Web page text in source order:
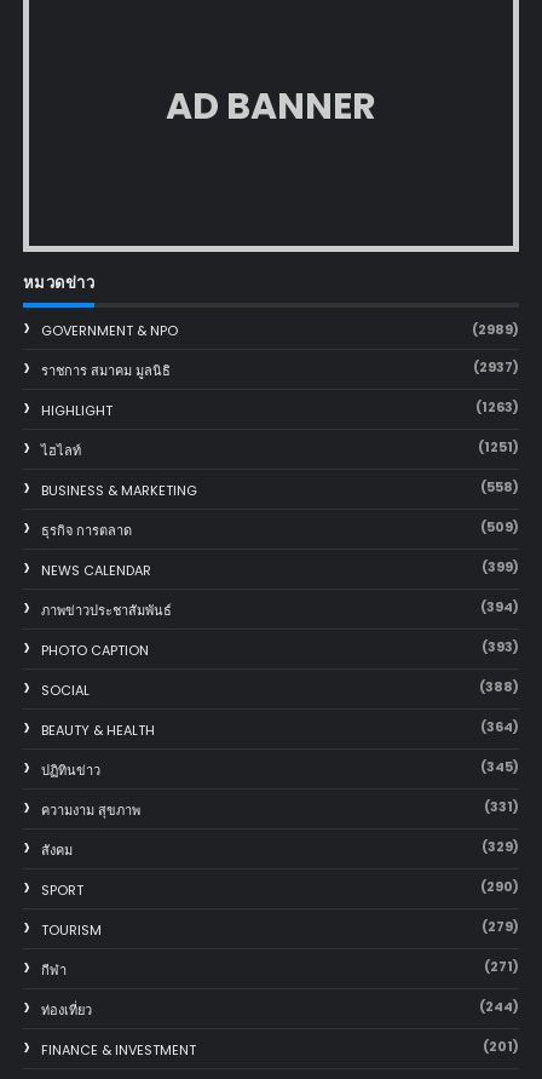
AD BANNER
หมวดข่าว
GOVERNMENT & NPO (2989)
ราชการ สมาคม มูลนิธิ (2937)
HIGHLIGHT (1263)
ไฮไลท์ (1251)
BUSINESS & MARKETING (558)
ธุรกิจ การตลาด (509)
NEWS CALENDAR (399)
ภาพข่าวประชาสัมพันธ์ (394)
PHOTO CAPTION (393)
SOCIAL (388)
BEAUTY & HEALTH (364)
ปฏิทินข่าว (345)
ความงาม สุขภาพ (331)
สังคม (329)
SPORT (290)
TOURISM (279)
กีฬา (271)
ท่องเที่ยว (244)
FINANCE & INVESTMENT (201)